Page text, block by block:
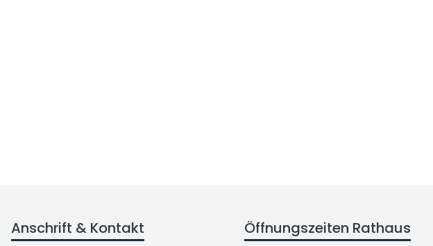
Anschrift & Kontakt Öffnungszeiten Rathaus